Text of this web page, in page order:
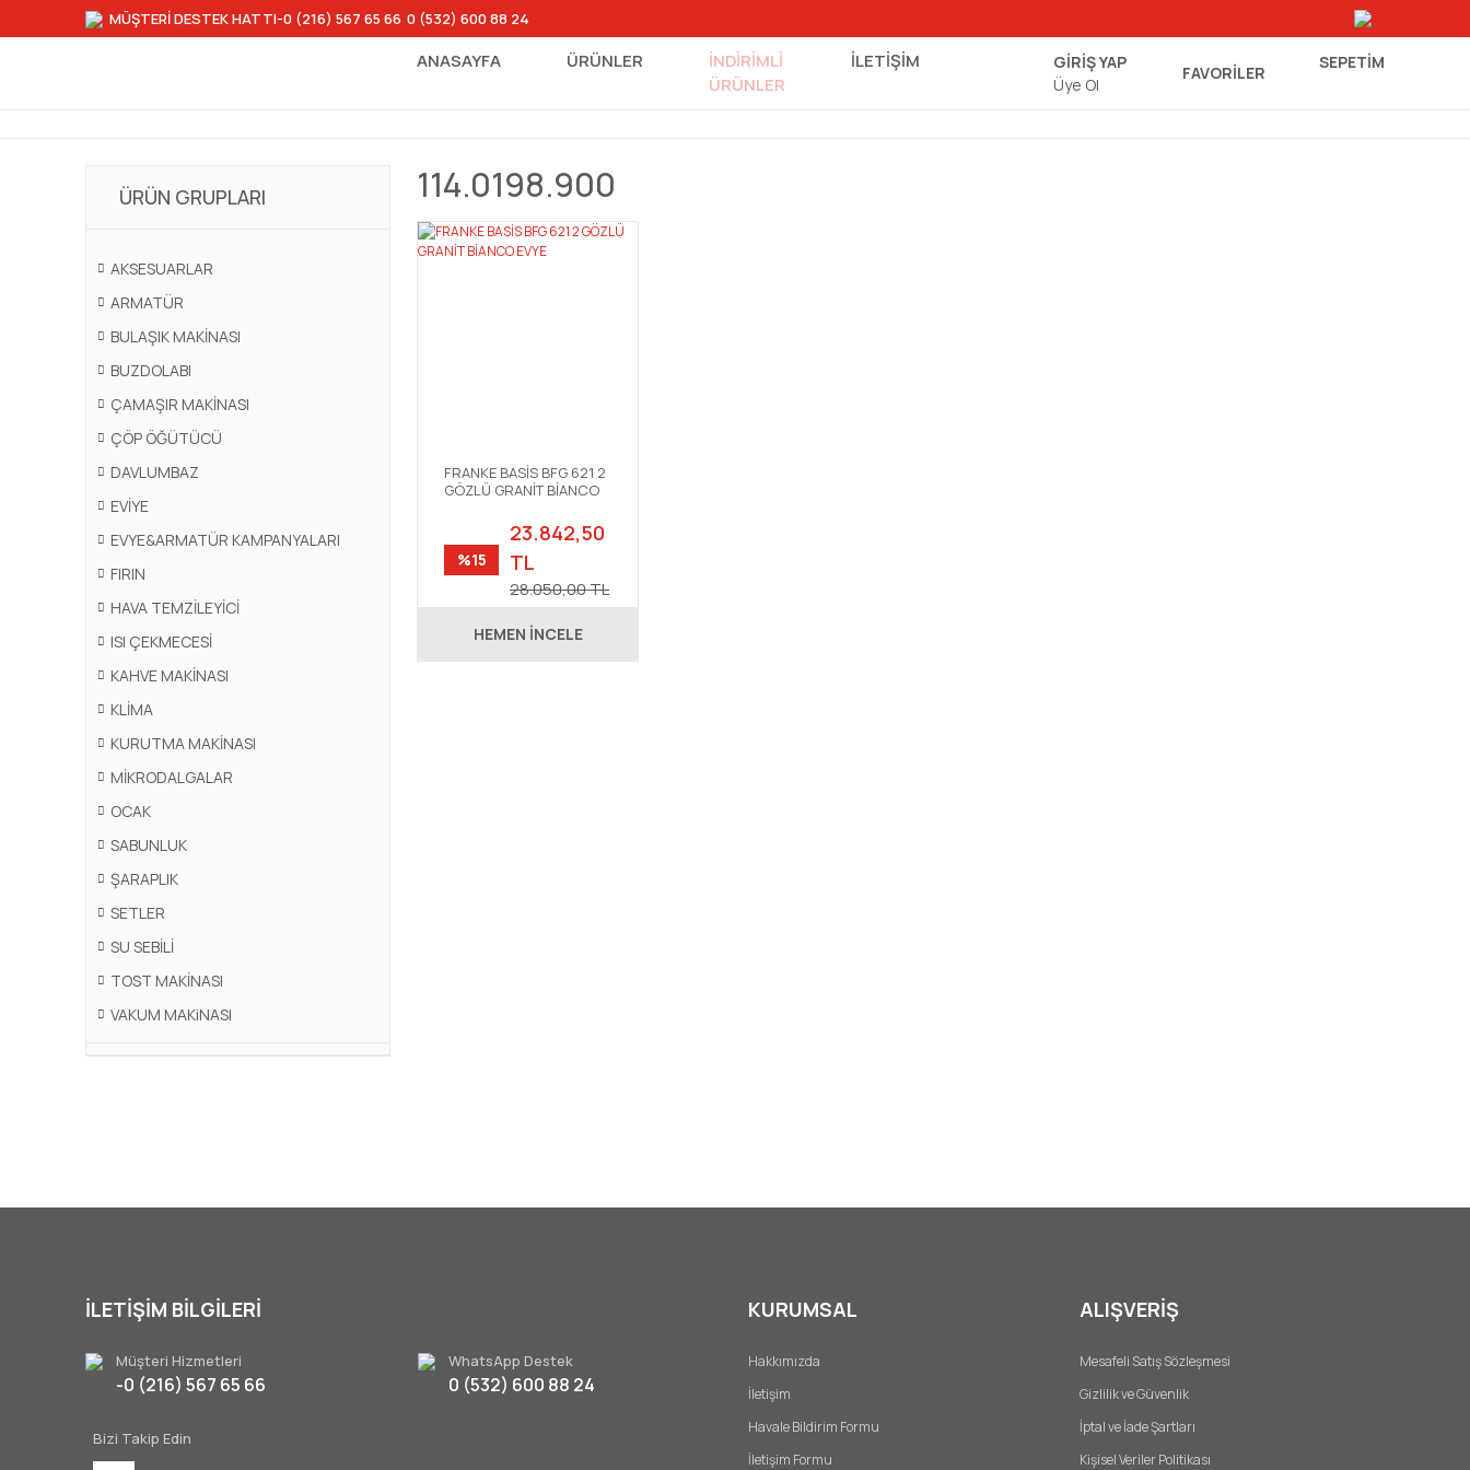
MÜŞTERİ DESTEK HATTI-0 (216) 567 65 66-0 (532) 600 88 24
ANASAYFA ÜRÜNLER
İNDİRİMLİ
ÜRÜNLER
İLETİŞİM
GİRİŞ YAP
Üye Ol
FAVORİLER SEPETIM
ÜRÜN GRUPLARI
AKSESUARLAR
ARMATÜR
BULAŞIK MAKİNASI
BUZDOLABI
ÇAMAŞIR MAKİNASI
ÇÖP ÖĞÜTÜCÜ
DAVLUMBAZ
EVİYE
EVYE&ARMATÜR KAMPANYALARI
FIRIN
HAVA TEMZİLEYİCİ
ISI ÇEKMECESİ
KAHVE MAKİNASI
KLİMA
KURUTMA MAKİNASI
MİKRODALGALAR
OCAK
SABUNLUK
ŞARAPLIK
SETLER
SU SEBİLİ
TOST MAKİNASI
VAKUM MAKiNASI
114.0198.900
FRANKE BASİS BFG 621 2
GÖZLÜ GRANİT BİANCO
%15
23.842,50
TL
28.050,00 TL
HEMEN İNCELE
İLETİŞİM BİLGİLERİ
Müşteri Hizmetleri
-0 (216) 567 65 66
WhatsApp Destek
0 (532) 600 88 24
Bizi Takip Edin
KURUMSAL
Hakkımızda
İletişim
Havale Bildirim Formu
İletişim Formu
ALIŞVERİŞ
Mesafeli Satış Sözleşmesi
Gizlilik ve Güvenlik
İptal ve İade Şartları
Kişisel Veriler Politikası